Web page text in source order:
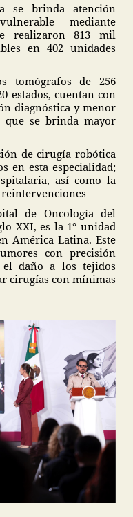
se brinda atención
mediante
realizaron 813 mil
en 402 unidades
tomógrafos de 256
estados, cuentan con
diagnóstica y menor
se brinda mayor
de cirugía robótica
en esta especialidad;
así como la
reintervenciones
de Oncología del
XXI, es la 1° unidad
América Latina. Este
con precisión
daño a los tejidos
cirugías con mínimas